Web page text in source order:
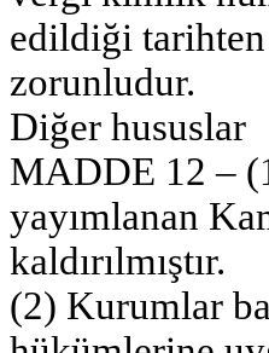
edildiği
zorunludur.
Diğer hususlar
MADDE 12 –
yayımlanan
kaldırılmıştır.
(2) Kurumlar